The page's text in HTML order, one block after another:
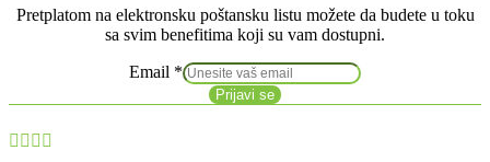
Pretplatom na elektronsku poštansku listu možete da budete u toku
sa svim benefitima koji su vam dostupni.
Email *
Prijavi se